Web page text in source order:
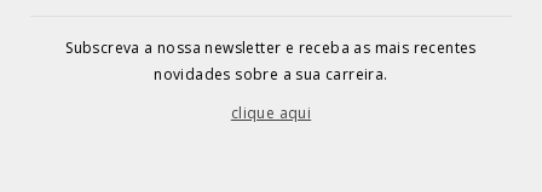
Subscreva a nossa newsletter e receba as mais recentes
novidades sobre a sua carreira.
clique aqui